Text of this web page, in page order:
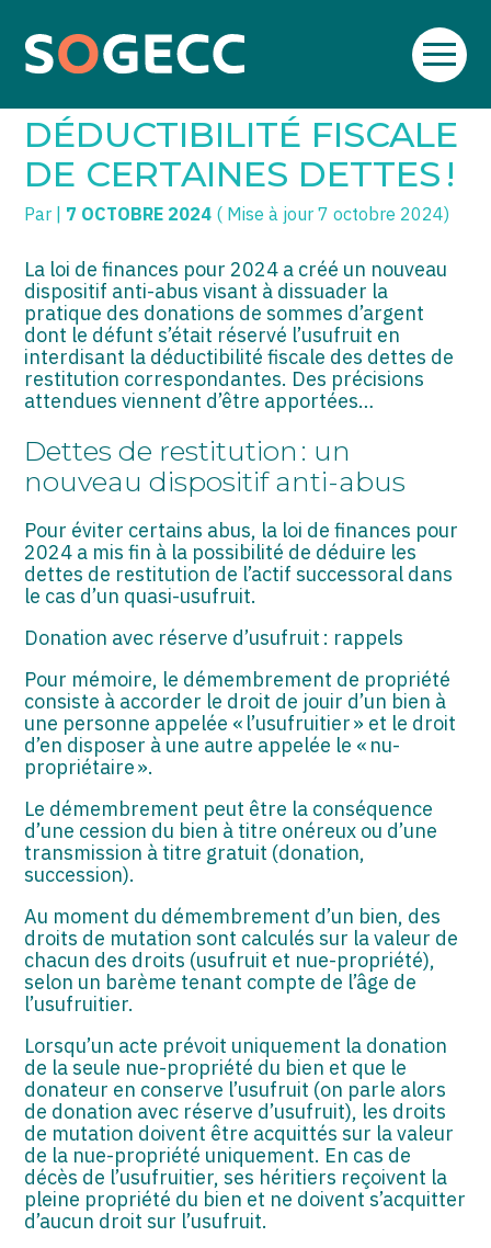
Aller
SOGECC – Coignières
SOGECC – Noisy
SOGECC – République
SOGECC – Turbigo
TPE/PME
COMMERÇANTS
GROUPE
SCI / LMNP
PROFESSIONS LIBÉRALES
HOLDING
PARTICULIERS
EXPATRIÉ NON RÉSIDANT
IMPATRIÉ / EXPATRIÉ
ASSOCIATIONS
START-UP
SECTEUR AUDIOVISUEL
Créer et reprendre une activité
Gérer votre quotidien
Piloter votre entreprise
Développer votre entreprise
Construire votre patrimoine
Être prêt pour la facturation
électronique
SUCCESSION : FIN DE LA
DÉDUCTIBILITÉ FISCALE
DE CERTAINES DETTES !
Par 7 OCTOBRE 2024 ( Mise à jour 7 octobre 2024)
La loi de finances pour 2024 a créé un nouveau
dispositif anti-abus visant à dissuader la
pratique des donations de sommes d’argent
dont le défunt s’était réservé l’usufruit en
interdisant la déductibilité fiscale des dettes de
restitution correspondantes. Des précisions
attendues viennent d’être apportées…
Dettes de restitution : un
nouveau dispositif anti-abus
Pour éviter certains abus, la loi de finances pour
2024 a mis fin à la possibilité de déduire les
dettes de restitution de l’actif successoral dans
le cas d’un quasi-usufruit.
Donation avec réserve d’usufruit : rappels
Pour mémoire, le démembrement de propriété
consiste à accorder le droit de jouir d’un bien à
une personne appelée « l’usufruitier » et le droit
d’en disposer à une autre appelée le « nu-
propriétaire ».
Le démembrement peut être la conséquence
d’une cession du bien à titre onéreux ou d’une
transmission à titre gratuit (donation,
succession).
Au moment du démembrement d’un bien, des
droits de mutation sont calculés sur la valeur de
chacun des droits (usufruit et nue-propriété),
selon un barème tenant compte de l’âge de
l’usufruitier.
Lorsqu’un acte prévoit uniquement la donation
de la seule nue-propriété du bien et que le
donateur en conserve l’usufruit (on parle alors
de donation avec réserve d’usufruit), les droits
de mutation doivent être acquittés sur la valeur
de la nue-propriété uniquement. En cas de
décès de l’usufruitier, ses héritiers reçoivent la
pleine propriété du bien et ne doivent s’acquitter
d’aucun droit sur l’usufruit.